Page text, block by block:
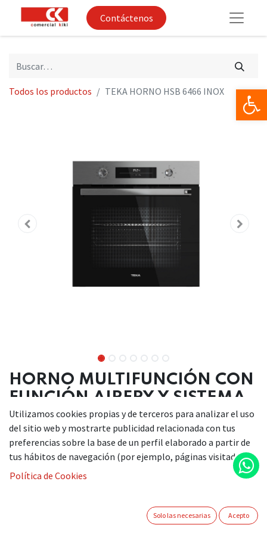
Contáctenos
Todos los productos TEKA HORNO HSB 6466 INOX
HORNO MULTIFUNCIÓN CON
FUNCIÓN AIRFRY Y SISTEMA
HYDROCLEAN
Serie Neo
Horno multifunción
Funciones Chef para programas automáticos
Sistema ThermoSeal para una temperatura estable en
Utilizamos cookies propias y de terceros para analizar el uso
del sitio web y mostrarte publicidad relacionada con tus
preferencias sobre la base de un perfil elaborado a partir de
tus hábitos de navegación (por ejemplo, páginas visitadas).
Política de Cookies
Solo las necesarias Acepto